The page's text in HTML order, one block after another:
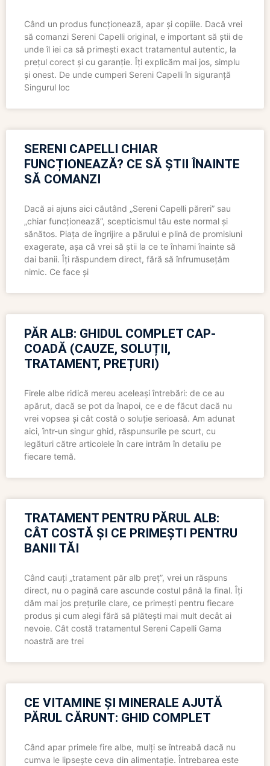
Când un produs funcționează, apar și copiile. Dacă vrei
să comanzi Sereni Capelli original, e important să știi de
unde îl iei ca să primești exact tratamentul autentic, la
prețul corect și cu garanție. Îți explicăm mai jos, simplu
și onest. De unde cumperi Sereni Capelli în siguranță
Singurul loc
SERENI CAPELLI CHIAR
FUNCȚIONEAZĂ? CE SĂ ȘTII ÎNAINTE
SĂ COMANZI
Dacă ai ajuns aici căutând „Sereni Capelli păreri” sau
„chiar funcționează”, scepticismul tău este normal și
sănătos. Piața de îngrijire a părului e plină de promisiuni
exagerate, așa că vrei să știi la ce te înhami înainte să
dai banii. Îți răspundem direct, fără să înfrumusețăm
nimic. Ce face și
PĂR ALB: GHIDUL COMPLET CAP-
COADĂ (CAUZE, SOLUȚII,
TRATAMENT, PREȚURI)
Firele albe ridică mereu aceleași întrebări: de ce au
apărut, dacă se pot da înapoi, ce e de făcut dacă nu
vrei vopsea și cât costă o soluție serioasă. Am adunat
aici, într-un singur ghid, răspunsurile pe scurt, cu
legături către articolele în care intrăm în detaliu pe
fiecare temă.
TRATAMENT PENTRU PĂRUL ALB:
CÂT COSTĂ ȘI CE PRIMEȘTI PENTRU
BANII TĂI
Când cauți „tratament păr alb preț”, vrei un răspuns
direct, nu o pagină care ascunde costul până la final. Îți
dăm mai jos prețurile clare, ce primești pentru fiecare
produs și cum alegi fără să plătești mai mult decât ai
nevoie. Cât costă tratamentul Sereni Capelli Gama
noastră are trei
CE VITAMINE ȘI MINERALE AJUTĂ
PĂRUL CĂRUNT: GHID COMPLET
Când apar primele fire albe, mulți se întreabă dacă nu
cumva le lipsește ceva din alimentație. Întrebarea este